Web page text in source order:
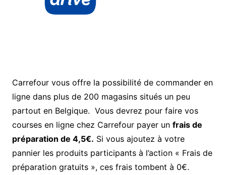
Carrefour vous offre la possibilité de commander en
ligne dans plus de 200 magasins situés un peu
partout en Belgique. Vous devrez pour faire vos
courses en ligne chez Carrefour payer un frais de
préparation de 4,5€. Si vous ajoutez à votre
pannier les produits participants à l’action « Frais de
préparation gratuits », ces frais tombent à 0€.